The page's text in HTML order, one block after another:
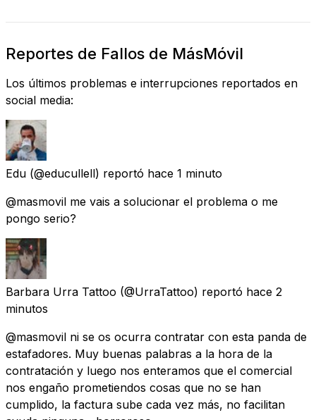
Reportes de Fallos de MásMóvil
Los últimos problemas e interrupciones reportados en
social media:
Edu (@educullell) reportó hace 1 minuto
@masmovil me vais a solucionar el problema o me
pongo serio?
Barbara Urra Tattoo (@UrraTattoo) reportó hace 2
minutos
@masmovil ni se os ocurra contratar con esta panda de
estafadores. Muy buenas palabras a la hora de la
contratación y luego nos enteramos que el comercial
nos engaño prometiendos cosas que no se han
cumplido, la factura sube cada vez más, no facilitan